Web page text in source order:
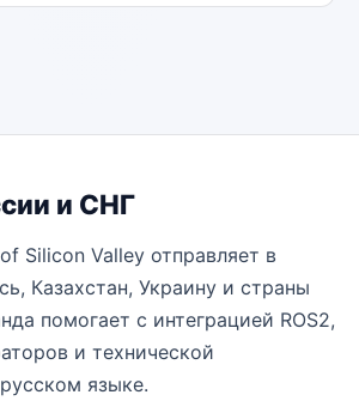
и СНГ
Silicon Valley отправляет в
Казахстан, Украину и страны
помогает с интеграцией ROS2,
и технической
языке.